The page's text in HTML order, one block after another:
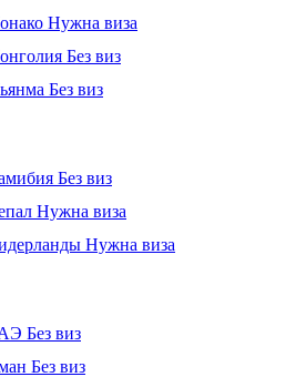
Нужна виза
Без виз
Без виз
Без виз
Нужна виза
Нужна виза
Без виз
Без виз